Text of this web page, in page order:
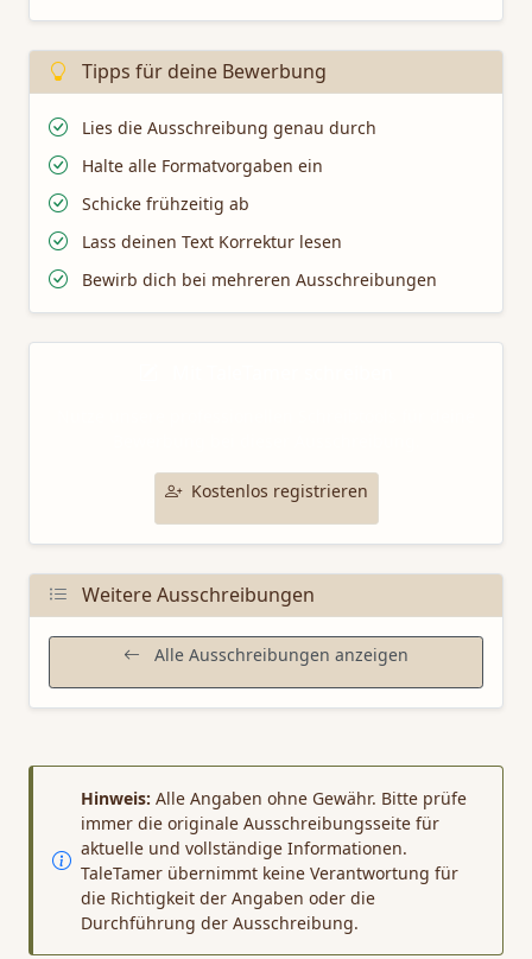
Tipps für deine Bewerbung
Lies die Ausschreibung genau durch
Halte alle Formatvorgaben ein
Schicke frühzeitig ab
Lass deinen Text Korrektur lesen
Bewirb dich bei mehreren Ausschreibungen
Kostenlos registrieren
Weitere Ausschreibungen
Alle Ausschreibungen anzeigen
Hinweis: Alle Angaben ohne Gewähr. Bitte prüfe
immer die originale Ausschreibungsseite für
aktuelle und vollständige Informationen.
TaleTamer übernimmt keine Verantwortung für
die Richtigkeit der Angaben oder die
Durchführung der Ausschreibung.